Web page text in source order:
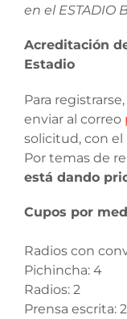
en el ESTADIO
Acreditación
Estadio
Para
enviar al correo
solicitud, con
Por temas de
está dando
Cupos por
Radios con
Pichincha: 4
Radios: 2
Prensa escrita: